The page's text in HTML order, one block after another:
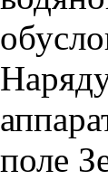
поле